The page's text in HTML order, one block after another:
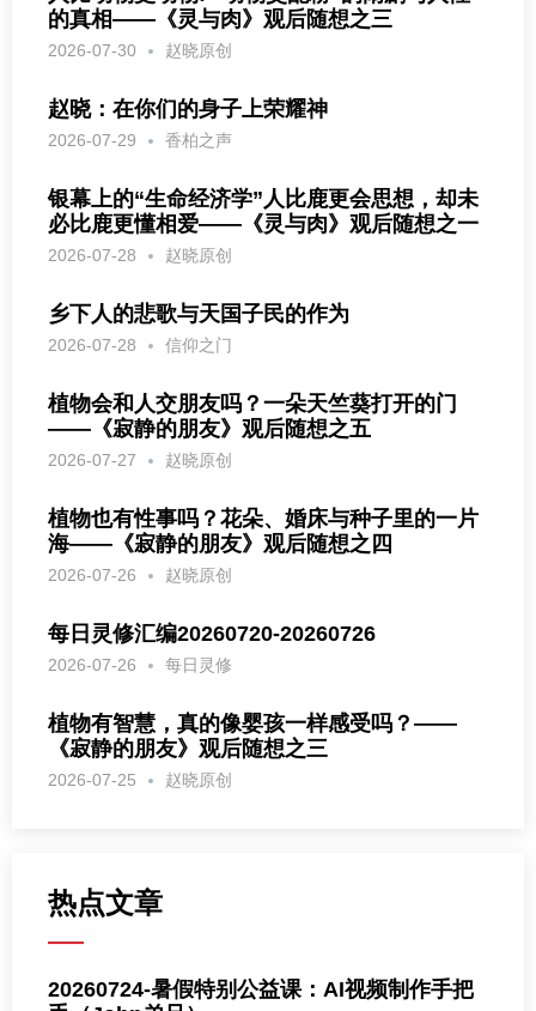
的真相——《灵与肉》观后随想之三
2026-07-30 赵晓原创
赵晓：在你们的身子上荣耀神
2026-07-29 香柏之声
银幕上的“生命经济学”人比鹿更会思想，却未
必比鹿更懂相爱——《灵与肉》观后随想之一
2026-07-28 赵晓原创
乡下人的悲歌与天国子民的作为
2026-07-28 信仰之门
植物会和人交朋友吗？一朵天竺葵打开的门
——《寂静的朋友》观后随想之五
2026-07-27 赵晓原创
植物也有性事吗？花朵、婚床与种子里的一片
海——《寂静的朋友》观后随想之四
2026-07-26 赵晓原创
每日灵修汇编20260720-20260726
2026-07-26 每日灵修
植物有智慧，真的像婴孩一样感受吗？——
《寂静的朋友》观后随想之三
2026-07-25 赵晓原创
热点文章
20260724-暑假特别公益课：AI视频制作手把